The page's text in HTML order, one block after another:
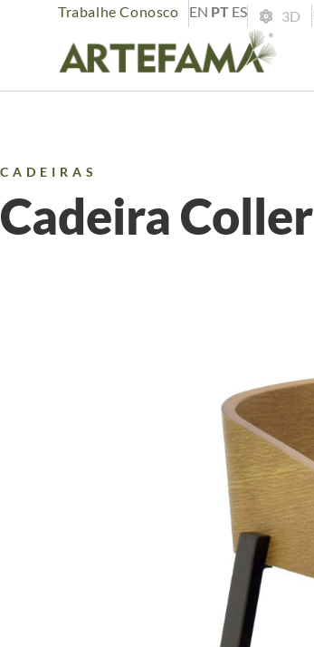
Trabalhe Conosco EN PT ES 3D
CADEIRAS
Cadeira Coller